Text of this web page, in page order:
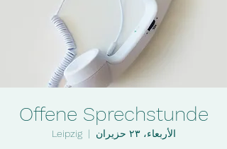
Offene Sprechstunde
الأربعاء، ٢٣ حزيران
  |
Leipzig